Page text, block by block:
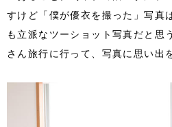
すけど「僕が優衣を撮った」写真
も立派なツーショット写真だと思
さん旅行に行って、写真に思い出